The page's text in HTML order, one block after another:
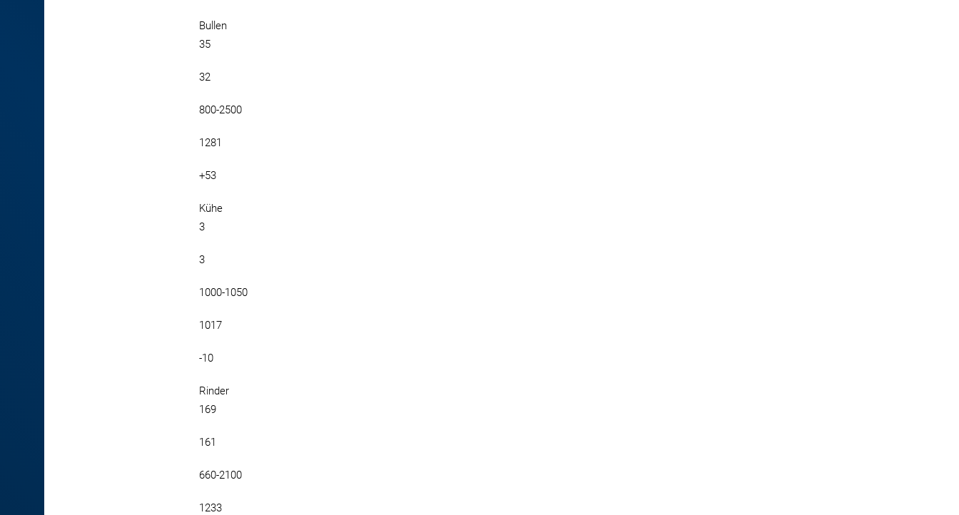
Bullen
35
32
800-2500
1281
+53
Kühe
3
3
1000-1050
1017
-10
Rinder
169
161
660-2100
1233